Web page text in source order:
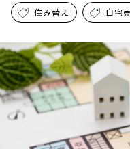
住み替え 自宅